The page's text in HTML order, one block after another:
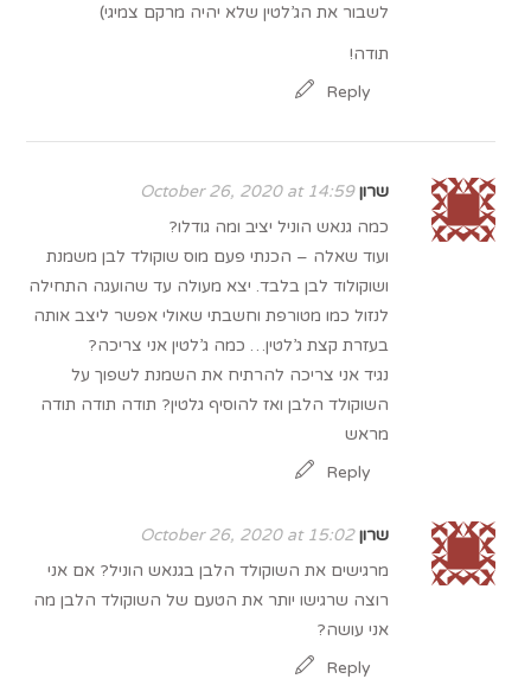
לשבור את הג’לטין שלא יהיה מרקם צמיגי)
תודה!
Reply
שרון October 26, 2020 at 14:59
כמה גנאש הוניל יציב ומה גודלו?
ועוד שאלה – הכנתי פעם מוס שוקולד לבן משמנת
ושוקולוד לבן בלבד. יצא מעולה עד שהועגה התחילה
לנזול כמו מטורפת וחשבתי שאולי אפשר ליצב אותה
בעזרת קצת ג’לטין… כמה ג’לטין אני צריכה?
נגיד אני צריכה להרתיח את השמנת לשפוך על
השוקולד הלבן ואז להוסיף גלטין? תודה תודה תודה
מראש
Reply
שרון October 26, 2020 at 15:02
מרגישים את השוקולד הלבן בגנאש הוניל? אם אני
רוצה שרגישו יותר את הטעם של השוקולד הלבן מה
אני עושה?
Reply